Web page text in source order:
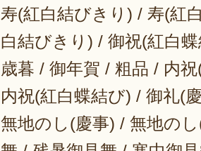
寿(紅白結びきり) / 寿(紅
白結びきり) / 御祝(紅白
歳暮 / 御年賀 / 粗品 / 内
内祝(紅白蝶結び) / 御礼(
無地のし(慶事) / 無地の